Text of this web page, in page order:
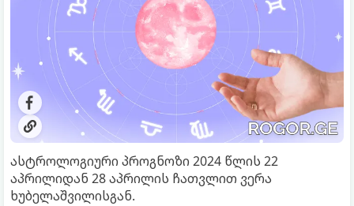
ასტროლოგიური პროგნოზი 2024 წლის 22
აპრილიდან 28 აპრილის ჩათვლით ვერა
ხუბელაშვილისგან.